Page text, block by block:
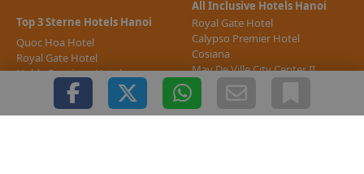
Top 3 Sterne Hotels Hanoi
Quoc Hoa Hotel
Royal Gate Hotel
Noble Boutique Hotel
Anise Hanoi
The Galaxy Home Hotel &
Apartment
All Inclusive Hotels Hanoi
Royal Gate Hotel
Calypso Premier Hotel
Cosiana
May De Ville City Center II
Mercure La Gare
weitere All Inclusive Hotels